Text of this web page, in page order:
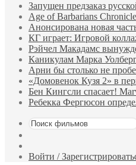
Запущен предзаказ
Age of Barbarians
Анонсирована новая
КГ играет: Игровой
Рэйчел Макадамс
Каникулам Марка
Арни бы столько не
«Домовенок Кузя 2» в
Бен Кингсли спасает!
Ребекка Фергюсон
фильм
Войти /